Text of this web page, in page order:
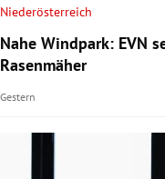
Niederösterreich
Nahe Windpark: EVN
Rasenmäher
Gestern